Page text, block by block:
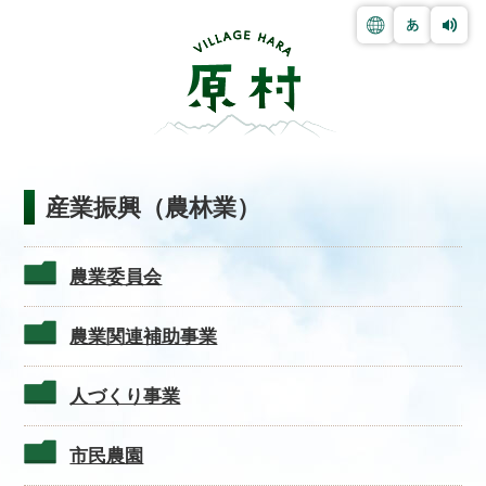
産業振興（農林業）
農業委員会
農業関連補助事業
人づくり事業
市民農園